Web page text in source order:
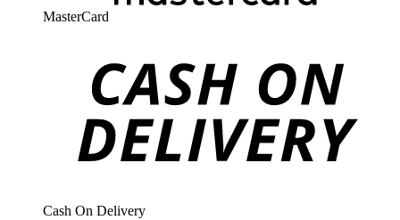
MasterCard
Cash On Delivery